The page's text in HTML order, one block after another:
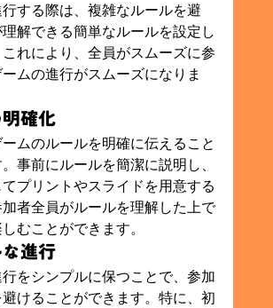
する際は、複雑なルールを避
解できる簡単なルールを設定し
これにより、全員がスムーズに参
ムの進行がスムーズになりま
確化
ムのルールを明確に伝えること
事前にルールを簡潔に説明し、
プリントやスライドを用意する
者全員がルールを理解した上で
むことができます。
進行
をシンプルに保つことで、参加
けることができます。特に、初